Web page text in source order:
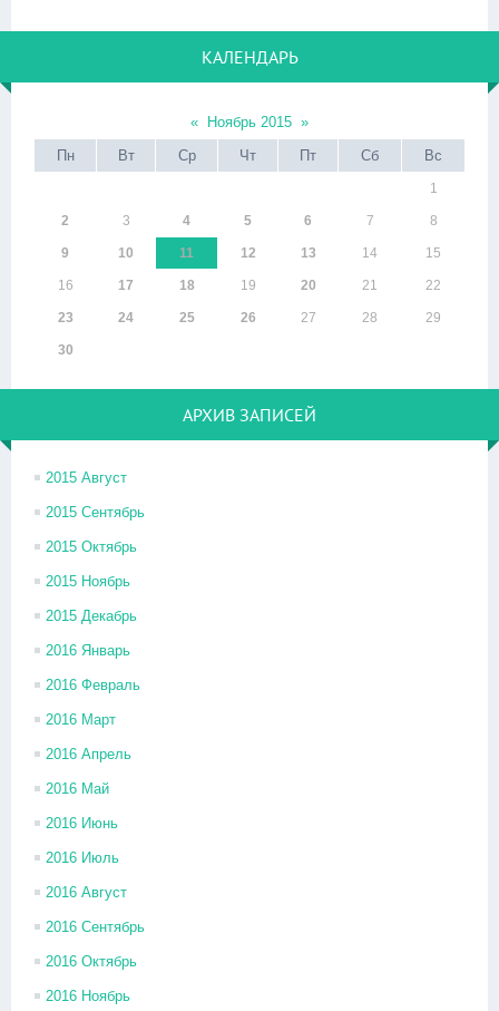
КАЛЕНДАРЬ
« Ноябрь 2015 »
Пн
Вт Ср Чт Пт Сб Вс
1
2 3 4 5 6 7 8
9 10 11 12 13 14 15
16 17 18 19 20 21 22
23 24 25 26 27 28 29
30
АРХИВ ЗАПИСЕЙ
2015 Август
2015 Сентябрь
2015 Октябрь
2015 Ноябрь
2015 Декабрь
2016 Январь
2016 Февраль
2016 Март
2016 Апрель
2016 Май
2016 Июнь
2016 Июль
2016 Август
2016 Сентябрь
2016 Октябрь
2016 Ноябрь